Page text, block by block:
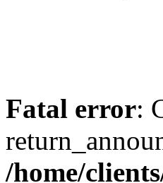
Fatal error:
/home/